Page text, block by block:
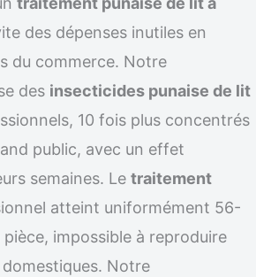
des dépenses inutiles en
du commerce. Notre
des insecticides punaise de lit
10 fois plus concentrés
public, avec un effet
semaines. Le traitement
atteint uniformément 56-
impossible à reproduire
Notre